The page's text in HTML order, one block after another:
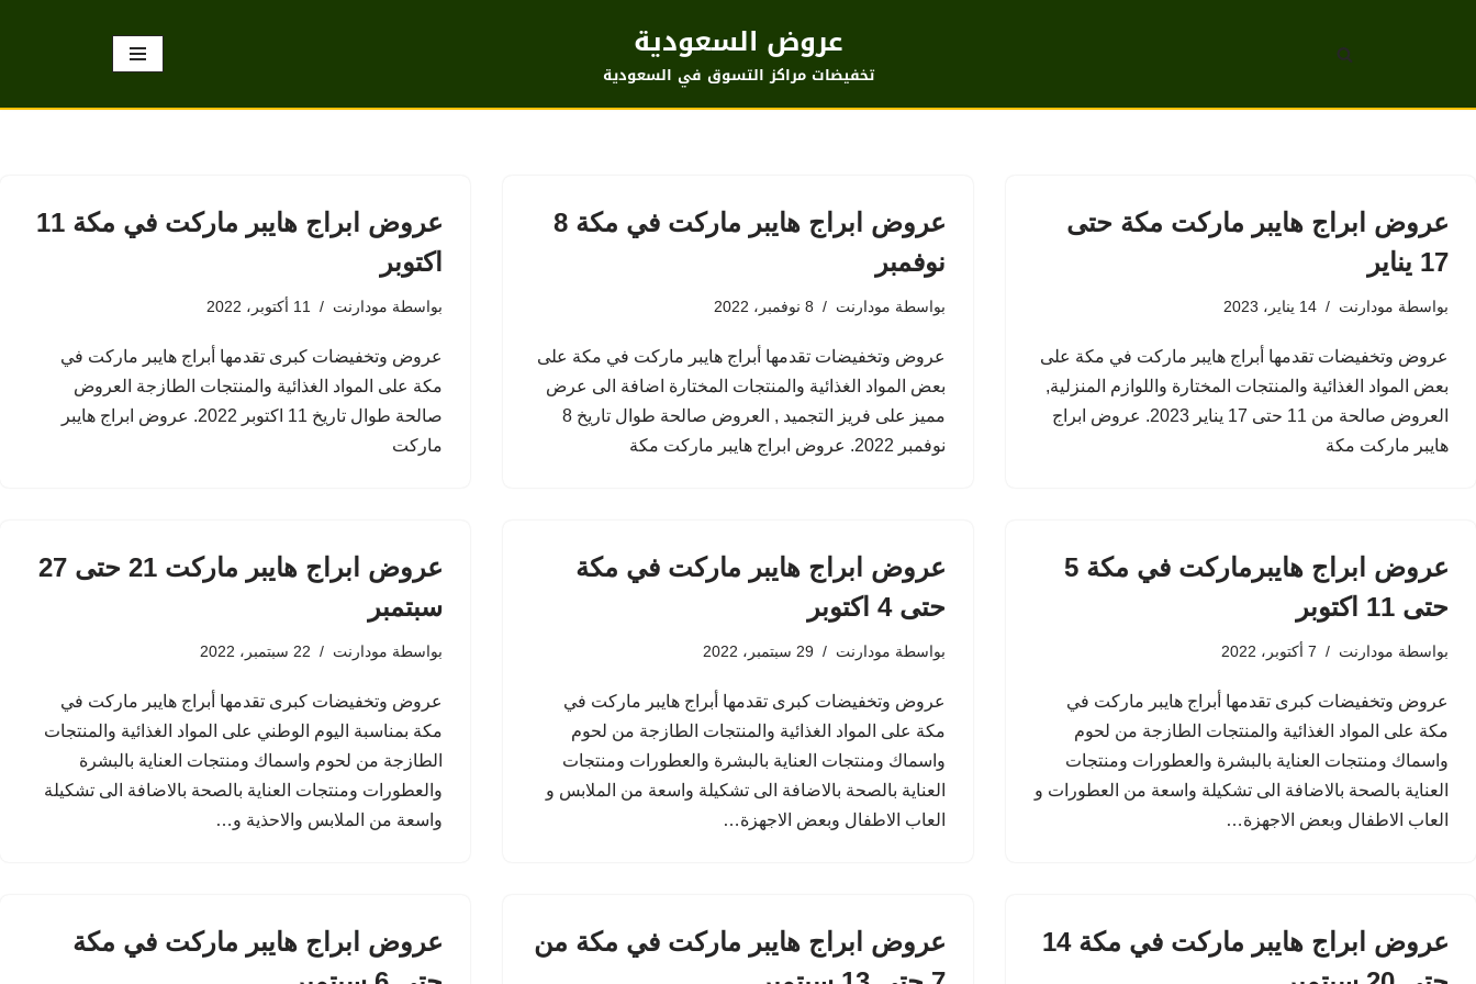
عروض السعودية
تخفيضات مراكز التسوق في السعودية
عروض ابراج هايبر ماركت مكة حتى
17 يناير
بواسطة مودارنت 14 يناير، 2023
عروض وتخفيضات تقدمها أبراج هايبر ماركت في مكة على
بعض المواد الغذائية والمنتجات المختارة واللوازم المنزلية,
العروض صالحة من 11 حتى 17 يناير 2023. عروض ابراج
هايبر ماركت مكة
عروض ابراج هايبر ماركت في مكة 8
نوفمبر
بواسطة مودارنت 8 نوفمبر، 2022
عروض وتخفيضات تقدمها أبراج هايبر ماركت في مكة على
بعض المواد الغذائية والمنتجات المختارة اضافة الى عرض
مميز على فريز التجميد , العروض صالحة طوال تاريخ 8
نوفمبر 2022. عروض ابراج هايبر ماركت مكة
عروض ابراج هايبر ماركت في مكة 11
اكتوبر
بواسطة مودارنت 11 أكتوبر، 2022
عروض وتخفيضات كبرى تقدمها أبراج هايبر ماركت في
مكة على المواد الغذائية والمنتجات الطازجة العروض
صالحة طوال تاريخ 11 اكتوبر 2022. عروض ابراج هايبر
ماركت
عروض ابراج هايبرماركت في مكة 5
حتى 11 اكتوبر
بواسطة مودارنت 7 أكتوبر، 2022
عروض وتخفيضات كبرى تقدمها أبراج هايبر ماركت في
مكة على المواد الغذائية والمنتجات الطازجة من لحوم
واسماك ومنتجات العناية بالبشرة والعطورات ومنتجات
العناية بالصحة بالاضافة الى تشكيلة واسعة من العطورات و
العاب الاطفال وبعض الاجهزة…
عروض ابراج هايبر ماركت في مكة
حتى 4 اكتوبر
بواسطة مودارنت 29 سبتمبر، 2022
عروض وتخفيضات كبرى تقدمها أبراج هايبر ماركت في
مكة على المواد الغذائية والمنتجات الطازجة من لحوم
واسماك ومنتجات العناية بالبشرة والعطورات ومنتجات
العناية بالصحة بالاضافة الى تشكيلة واسعة من الملابس و
العاب الاطفال وبعض الاجهزة…
عروض ابراج هايبر ماركت 21 حتى 27
سبتمبر
بواسطة مودارنت 22 سبتمبر، 2022
عروض وتخفيضات كبرى تقدمها أبراج هايبر ماركت في
مكة بمناسبة اليوم الوطني على المواد الغذائية والمنتجات
الطازجة من لحوم واسماك ومنتجات العناية بالبشرة
والعطورات ومنتجات العناية بالصحة بالاضافة الى تشكيلة
واسعة من الملابس والاحذية و…
عروض ابراج هايبر ماركت في مكة 14
عروض ابراج هايبر ماركت في مكة من
عروض ابراج هايبر ماركت في مكة